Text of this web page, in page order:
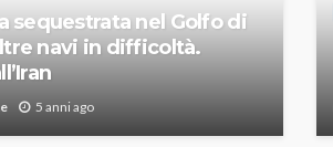
sequestrata nel Golfo di
navi in difficoltà.
5 anni ago